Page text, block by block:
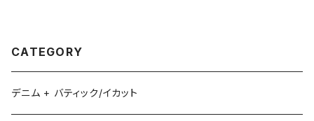
CATEGORY
デニム + バティック/イカット